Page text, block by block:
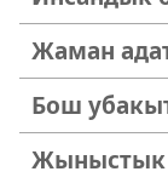
Жаман
Бош